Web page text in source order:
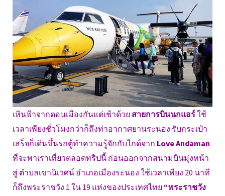
เหินฟ้าจากดอนเมืองกันแต่เช้าด้วย สายการบินนกแอร์ใช้
เวลาเพียงชั่วโมงกว่าก็ถึงท่าอากาศยานระนอง รับกระเป๋า
เสร็จก็เดินขึ้นรถตู้ทำความรู้จักกับไกด์จาก Love Andaman
ที่จะพาเราเที่ยวตลอดทริปนี้ ก่อนออกจากสนามบินมุ่งหน้า
สู่ ตำบลเขานิเวศน์ อำเภอเมืองระนอง ใช้เวลาเพียง 20 นาที
ก็ถึงพระราชวัง 1 ใน 19 แห่งของประเทศไทย “พระราชวัง